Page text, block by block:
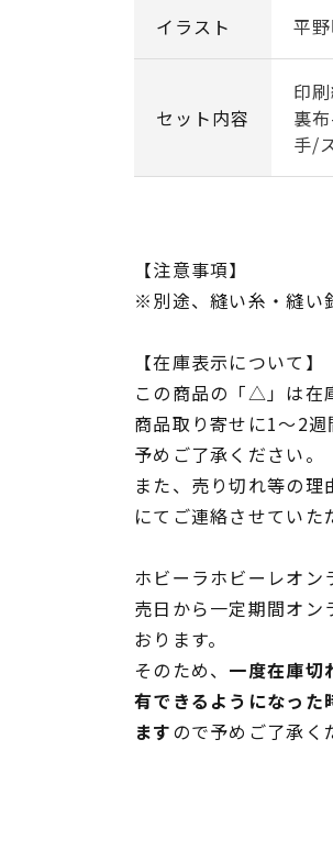
イラスト 平
セット内容
印
裏
手/
【注意事項】
※別途、縫い糸・縫い
【在庫表示について】
この商品の「△」は在
商品取り寄せに1～2
予めご了承ください。
また、売り切れ等の
にてご連絡させていた
ホビーラホビーレオン
売日から一定期間オン
おります。
そのため、 一度在庫切
有できるようになった
ますので予めご了承く